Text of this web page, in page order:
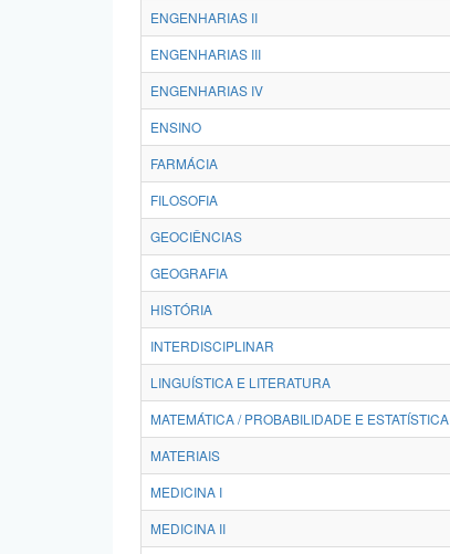
ENGENHARIAS II
ENGENHARIAS III
ENGENHARIAS IV
ENSINO
FARMÁCIA
FILOSOFIA
GEOCIÊNCIAS
GEOGRAFIA
HISTÓRIA
INTERDISCIPLINAR
LINGUÍSTICA E LITERATURA
MATEMÁTICA / PROBABILIDADE E ESTATÍSTICA
MATERIAIS
MEDICINA I
MEDICINA II